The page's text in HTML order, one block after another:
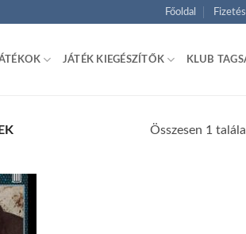
Főoldal
JÁTÉK KIEGÉSZÍTŐK KLUB
Összesen 1
to